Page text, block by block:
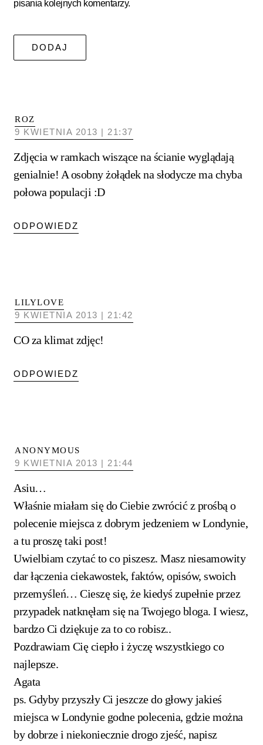
ROZ
9 KWIETNIA 2013 | 21:37
Zdjęcia w ramkach wiszące na ścianie wyglądają
genialnie! A osobny żołądek na słodycze ma chyba
połowa populacji :D
ODPOWIEDZ
LILYLOVE
9 KWIETNIA 2013 | 21:42
CO za klimat zdjęc!
ODPOWIEDZ
ANONYMOUS
9 KWIETNIA 2013 | 21:44
Asiu…
Właśnie miałam się do Ciebie zwrócić z prośbą o
polecenie miejsca z dobrym jedzeniem w Londynie,
a tu proszę taki post!
Uwielbiam czytać to co piszesz. Masz niesamowity
dar łączenia ciekawostek, faktów, opisów, swoich
przemyśleń… Cieszę się, że kiedyś zupełnie przez
przypadek natknęłam się na Twojego bloga. I wiesz,
bardzo Ci dziękuje za to co robisz..
Pozdrawiam Cię ciepło i życzę wszystkiego co
najlepsze.
Agata
ps. Gdyby przyszły Ci jeszcze do głowy jakieś
miejsca w Londynie godne polecenia, gdzie można
by dobrze i niekoniecznie drogo zjeść, napisz
pisania kolejnych komentarzy.